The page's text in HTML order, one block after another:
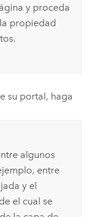
y proceda
propiedad
su portal, haga
algunos
entre
y el
el cual se